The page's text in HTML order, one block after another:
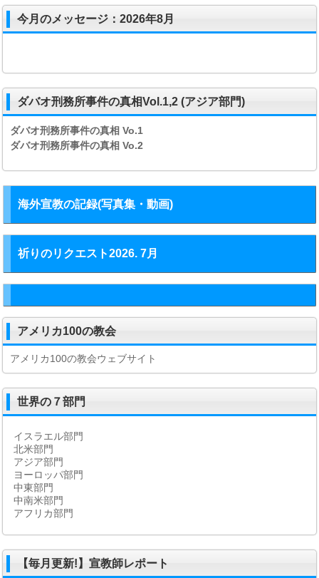
今月のメッセージ：2026年8月
ダバオ刑務所事件の真相Vol.1,2 (アジア部門)
ダバオ刑務所事件の真相Vo.1
ダバオ刑務所事件の真相Vo.2
海外宣教の記録(写真集・動画)
祈りのリクエスト2026. 7月
アメリカ100の教会
アメリカ100の教会ウェブサイト
世界の７部門
イスラエル部門
北米部門
アジア部門
ヨーロッパ部門
中東部門
中南米部門
アフリカ部門
【毎月更新!】宣教師レポート